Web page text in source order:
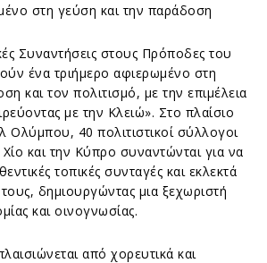
στη γεύση και την παράδοση
Συναντήσεις στους Πρόποδες του
ένα τριήμερο αφιερωμένο στη
και τον πολιτισμό, με την επιμέλεια
με την Κλειώ». Στο πλαίσιο
Ολύμπου, 40 πολιτιστικοί σύλλογοι
και την Κύπρο συναντώνται για να
τοπικές συνταγές και εκλεκτά
δημιουργώντας μια ξεχωριστή
και οινογνωσίας.
από χορευτικά και